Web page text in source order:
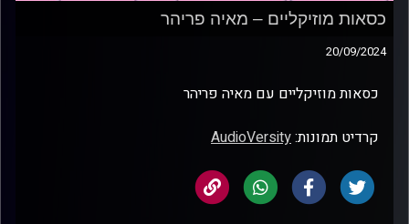
כסאות מוזיקליים – מאיה פריהר
20/09/2024
כסאות מוזיקליים עם מאיה פריהר
קרדיט תמונות:AudioVersity